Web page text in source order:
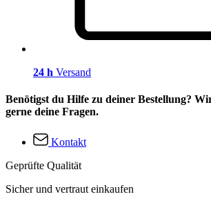
24 h Versand
Benötigst du Hilfe zu deiner Bestellung?
gerne deine Fragen.
Kontakt
Geprüfte Qualität
Sicher und vertraut einkaufen